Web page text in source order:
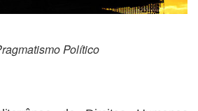
Político